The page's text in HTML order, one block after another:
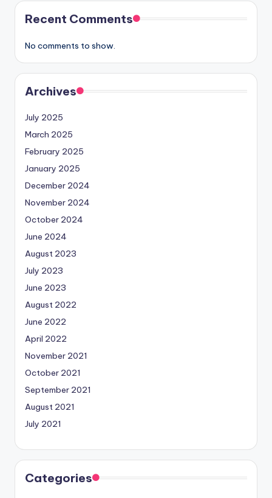
Recent Comments
No comments to show.
Archives
July 2025
March 2025
February 2025
January 2025
December 2024
November 2024
October 2024
June 2024
August 2023
July 2023
June 2023
August 2022
June 2022
April 2022
November 2021
October 2021
September 2021
August 2021
July 2021
Categories